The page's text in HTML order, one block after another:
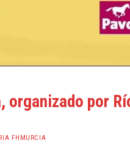
organizado por
FHMURCIA